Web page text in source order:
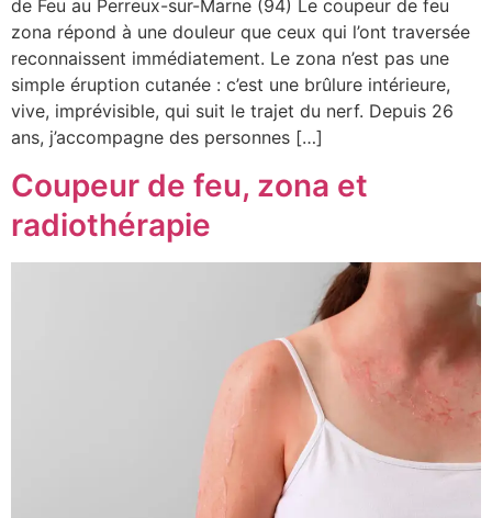
de Feu au Perreux-sur-Marne (94) Le coupeur de feu
zona répond à une douleur que ceux qui l’ont traversée
reconnaissent immédiatement. Le zona n’est pas une
simple éruption cutanée : c’est une brûlure intérieure,
vive, imprévisible, qui suit le trajet du nerf. Depuis 26
ans, j’accompagne des personnes […]
Coupeur de feu, zona et
radiothérapie